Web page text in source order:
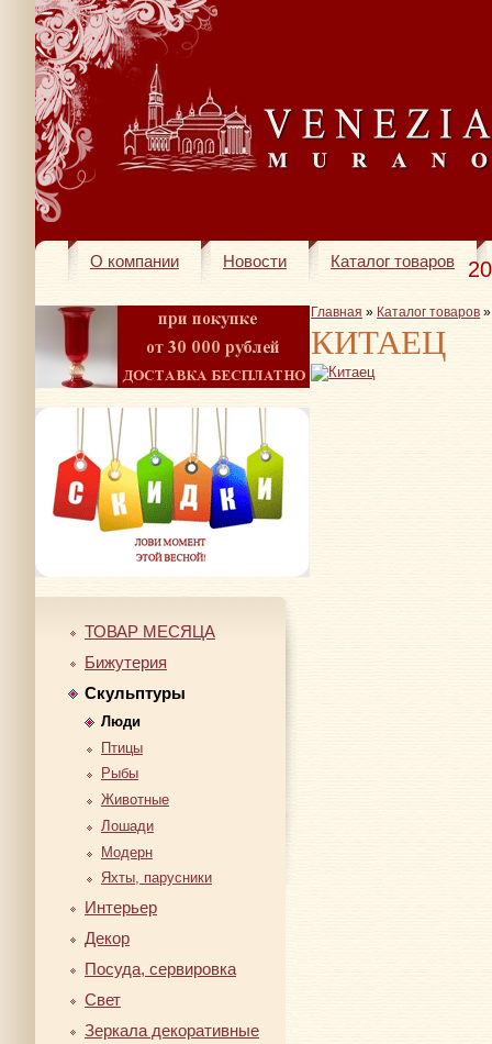
О компании Новости Каталог товаров
ТОВАР МЕСЯЦА
Бижутерия
Скульптуры
Люди
Птицы
Рыбы
Животные
Лошади
Модерн
Яхты, парусники
Интерьер
Декор
Посуда, сервировка
Свет
Зеркала декоративные
Главная » Каталог товаров
КИТАЕЦ